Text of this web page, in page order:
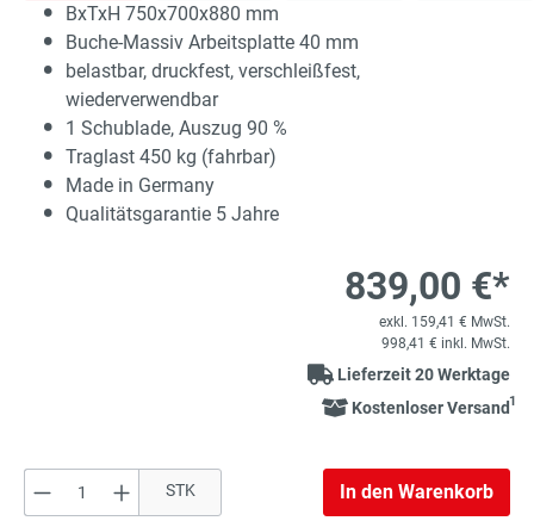
BxTxH 750x700x880 mm
Buche-Massiv Arbeitsplatte 40 mm
belastbar, druckfest, verschleißfest,
wiederverwendbar
1 Schublade, Auszug 90 %
Traglast 450 kg (fahrbar)
Made in Germany
Qualitätsgarantie 5 Jahre
839,00 €*
exkl. 159,41 € MwSt.
998,41 € inkl. MwSt.
Lieferzeit 20 Werktage
Kostenloser Versand1
Produkt Anzahl: Gib den gewünschten
STK In den Warenkorb